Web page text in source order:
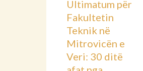
Ultimatum për
Fakultetin
Teknik në
Mitrovicën e
Veri: 30 ditë